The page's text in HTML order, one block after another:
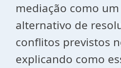
mediação como
alternativo de
conflitos previstos
explicando como